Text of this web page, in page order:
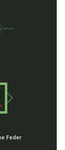
Feder